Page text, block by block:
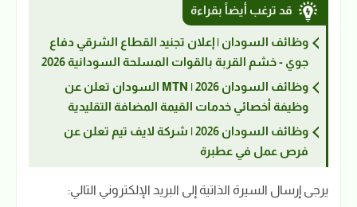
قد ترغب أيضاً بقراءة
وظائف السودان | إعلان تجنيد القطاع الشرقي دفاع
جوي - خشم القربة بالقوات المسلحة السودانية 2026
وظائف السودان 2026 | MTN السودان تعلن عن
وظيفة أخصائي خدمات القيمة المضافة التقليدية
وظائف السودان 2026 | شركة لايف تيم تعلن عن
فرص عمل في عطبرة
يرجى إرسال السيرة الذاتية إلى البريد الإلكتروني التالي: